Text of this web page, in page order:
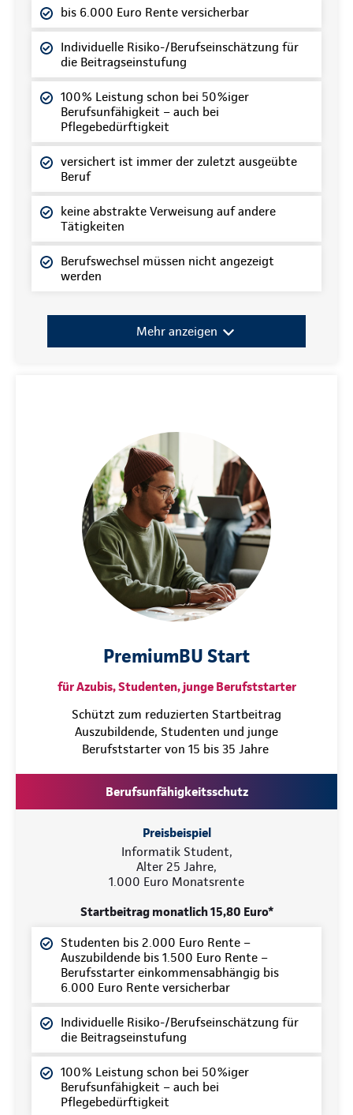
bis 6.000 Euro Rente versicherbar
Individuelle Risiko-/Berufseinschätzung für
die Beitragseinstufung
100% Leistung schon bei 50%iger
Berufsunfähigkeit – auch bei
Pflegebedürftigkeit
versichert ist immer der zuletzt ausgeübte
Beruf
keine abstrakte Verweisung auf andere
Tätigkeiten
Berufswechsel müssen nicht angezeigt
werden
Mehr anzeigen
PremiumBU Start
für Azubis, Studenten, junge Berufststarter
Schützt zum reduzierten Startbeitrag
Auszubildende, Studenten und junge
Berufststarter von 15 bis 35 Jahre
Berufsunfähigkeitsschutz
Preisbeispiel
Informatik Student,
Alter 25 Jahre,
1.000 Euro Monatsrente
Startbeitrag monatlich 15,80 Euro*
Studenten bis 2.000 Euro Rente –
Auszubildende bis 1.500 Euro Rente –
Berufsstarter einkommensabhängig bis
6.000 Euro Rente versicherbar
Individuelle Risiko-/Berufseinschätzung für
die Beitragseinstufung
100% Leistung schon bei 50%iger
Berufsunfähigkeit – auch bei
Pflegebedürftigkeit